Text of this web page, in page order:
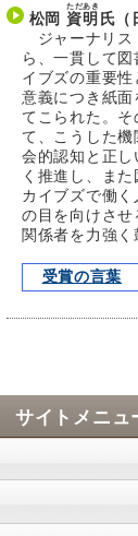
松岡 資明
ただあき
氏（
ジャーナリ
ら、一貫して図
イブズの重要性
意義につき紙面
てこられた。そ
て、こうした機
会的認知と正し
く推進し、ま
カイブズで働
の目を向けさせ
関係者を力強く
受賞の言葉
サイトメニュ